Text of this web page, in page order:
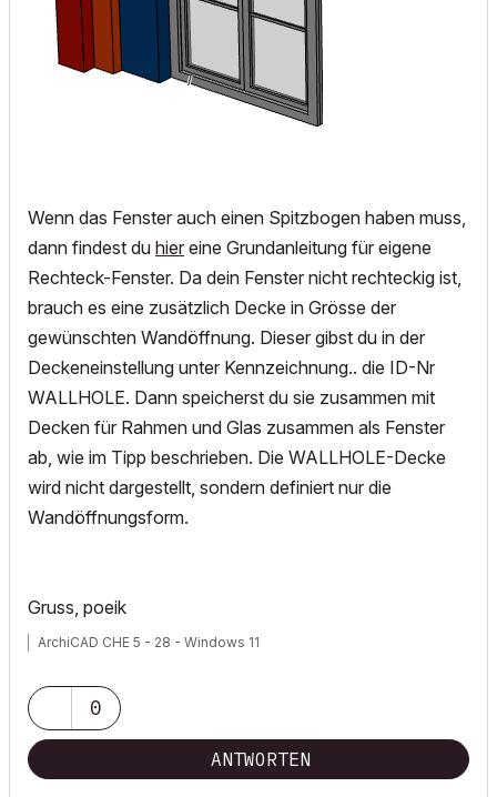
Wenn das Fenster auch einen Spitzbogen haben muss,
dann findest du hier eine Grundanleitung für eigene
Rechteck-Fenster. Da dein Fenster nicht rechteckig ist,
brauch es eine zusätzlich Decke in Grösse der
gewünschten Wandöffnung. Dieser gibst du in der
Deckeneinstellung unter Kennzeichnung.. die ID-Nr
WALLHOLE. Dann speicherst du sie zusammen mit
Decken für Rahmen und Glas zusammen als Fenster
ab, wie im Tipp beschrieben. Die WALLHOLE-Decke
wird nicht dargestellt, sondern definiert nur die
Wandöffnungsform.
Gruss, poeik
ArchiCAD CHE 5 - 28 - Windows 11
0
ANTWORTEN